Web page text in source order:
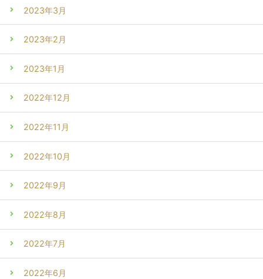
2023年3月
2023年2月
2023年1月
2022年12月
2022年11月
2022年10月
2022年9月
2022年8月
2022年7月
2022年6月